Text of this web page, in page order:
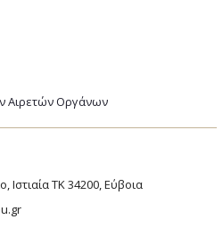
Αιρετών Οργάνων
ΤΚ 34200, Εύβοια